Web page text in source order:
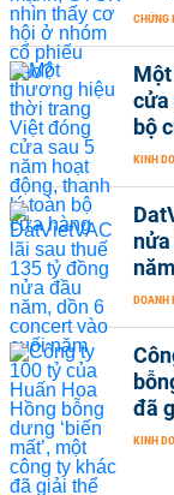
CHỨNG
cửa
bộ
KINH
năm
DOANH
đã
KINH